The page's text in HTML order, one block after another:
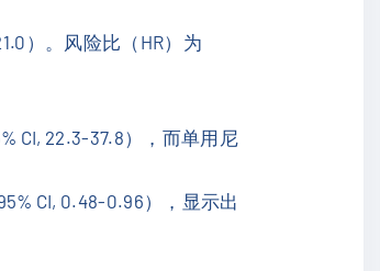
）。风险比（HR）为
CI, 22.3-37.8），而单用尼
CI, 0.48-0.96），显示出